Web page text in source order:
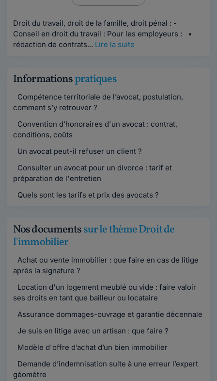
Droit du travail, droit de la famille, droit pénal : -
Conseil en droit du travail : Pour les employeurs : •
rédaction de contrats... Lire la suite
Informationspratiques
Compétence territoriale de l’avocat, postulation,
comment s’y retrouver ?
Convention d’honoraires d'un avocat : contrat,
conditions, coûts
Un avocat peut-il refuser un client ?
Consulter un avocat pour un divorce : tarif et
préparation de l'entretien
Quels sont les tarifs et prix des avocats ?
Nos documentssur le thème Droit de
l'immobilier
Achat ou vente immobilier : que faire en cas de litige
après la signature ?
Location d'un logement meublé ou vide : faire valoir
ses droits en tant que bailleur ou locataire
Assurance dommages-ouvrage et garantie décennale
Je suis en litige avec un artisan : que faire ?
Modèle d'offre d’achat d’un bien immobilier
Demande d’indemnisation suite à une erreur l’expert
géomètre